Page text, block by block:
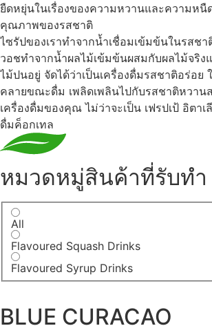
ยืดหยุ่นในเรื่องของความหวานและความหนื
คุณภาพของรสชาติ
ไซรัปของเราทำจากน้ำเชื่อมเข้มข้นในรสช
วอชทำจากน้ำผลไม้เข้มข้นผสมกับผลไม้จริง
ไม้ปนอยู่ จัดได้ว่าเป็นเครื่องดื่มรสชาติอร่อย
คลายขณะดื่ม เพลิดเพลินไปกับรสชาติหวา
เครื่องดื่มของคุณ ไม่ว่าจะเป็น เฟรปเป้ อิตาเ
ดื่มค็อกเทล
หมวดหมู่สินค้าที่รับทำ
All
Flavoured Squash Drinks
Flavoured Syrup Drinks
BLUE CURACAO